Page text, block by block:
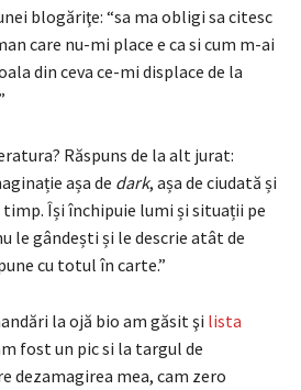
blogăriţe: “sa ma obligi sa citesc
care nu-mi place e ca si cum m-ai
din ceva ce-mi displace de la
Răspuns de la alt jurat:
așa de dark, așa de ciudată și
Își închipuie lumi și situații pe
le gândești și le descrie atât de
cu totul în carte.”
la ojă bio am găsit şi lista
fost un pic si la targul de
dezamagirea mea, cam zero